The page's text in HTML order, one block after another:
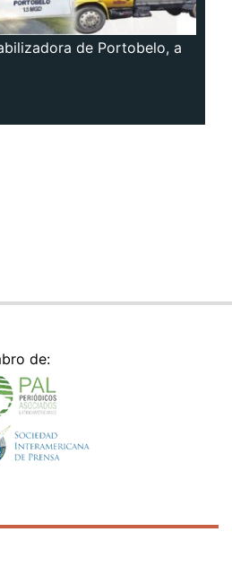
de Portobelo, a
de: